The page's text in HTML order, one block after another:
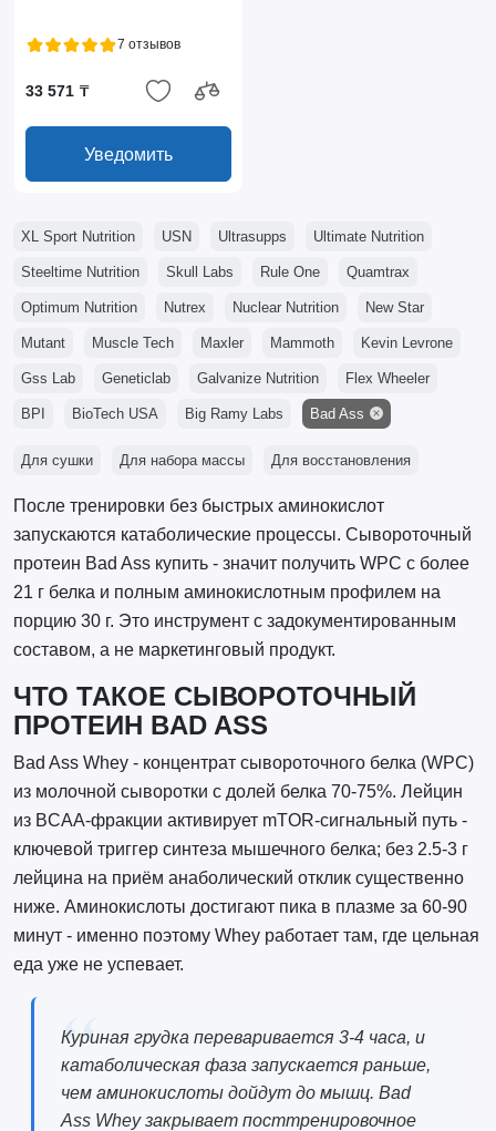
7 отзывов
33 571 ₸
Уведомить
XL Sport Nutrition USN Ultrasupps Ultimate Nutrition
Steeltime Nutrition Skull Labs Rule One Quamtrax
Optimum Nutrition Nutrex Nuclear Nutrition New Star
Mutant Muscle Tech Maxler Mammoth Kevin Levrone
Gss Lab Geneticlab Galvanize Nutrition Flex Wheeler
BPI BioTech USA Big Ramy Labs Bad Ass
Для сушки Для набора массы Для восстановления
После тренировки без быстрых аминокислот
запускаются катаболические процессы. Сывороточный
протеин Bad Ass купить - значит получить WPC с более
21 г белка и полным аминокислотным профилем на
порцию 30 г. Это инструмент с задокументированным
составом, а не маркетинговый продукт.
ЧТО ТАКОЕ СЫВОРОТОЧНЫЙ
ПРОТЕИН BAD ASS
Bad Ass Whey - концентрат сывороточного белка (WPC)
из молочной сыворотки с долей белка 70-75%. Лейцин
из BCAA-фракции активирует mTOR-сигнальный путь -
ключевой триггер синтеза мышечного белка; без 2.5-3 г
лейцина на приём анаболический отклик существенно
ниже. Аминокислоты достигают пика в плазме за 60-90
минут - именно поэтому Whey работает там, где цельная
еда уже не успевает.
Куриная грудка переваривается 3-4 часа, и
катаболическая фаза запускается раньше,
чем аминокислоты дойдут до мышц. Bad
Ass Whey закрывает посттренировочное